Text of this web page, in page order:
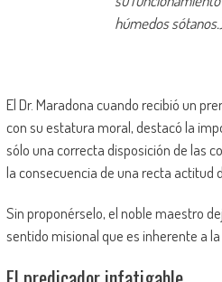
húmedos
El Dr. Maradona cuando recibió un
con su estatura moral, destacó la
sólo una correcta disposición de las
la consecuencia de una recta actitud
Sin proponérselo, el noble maestro
sentido misional que es inherente a